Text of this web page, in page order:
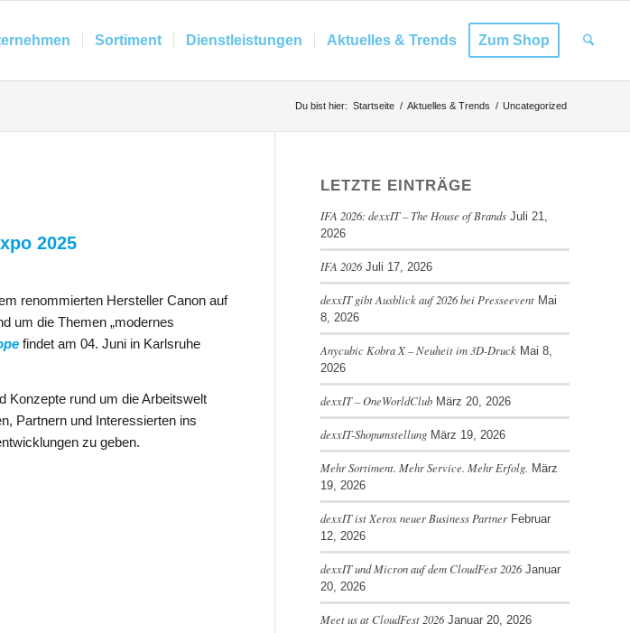
Sortiment Dienstleistungen Aktuelles & Trends Zum Shop
Du bist hier: Startseite / Aktuelles & Trends / Uncategorized
2025
renommierten Hersteller Canon auf
um die Themen „modernes
findet am 04. Juni in Karlsruhe
Konzepte rund um die Arbeitswelt
Partnern und Interessierten ins
zu geben.
LETZTE EINTRÄGE
IFA 2026: dexxIT – The House of Brands Juli 21,
2026
IFA 2026 Juli 17, 2026
dexxIT gibt Ausblick auf 2026 bei Presseevent Mai
8, 2026
Anycubic Kobra X – Neuheit im 3D-Druck Mai 8,
2026
dexxIT – OneWorldClub März 20, 2026
dexxIT-Shopumstellung März 19, 2026
Mehr Sortiment. Mehr Service. Mehr Erfolg. März
19, 2026
dexxIT ist Xerox neuer Business Partner Februar
12, 2026
dexxIT und Micron auf dem CloudFest 2026 Januar
20, 2026
Meet us at CloudFest 2026 Januar 20, 2026